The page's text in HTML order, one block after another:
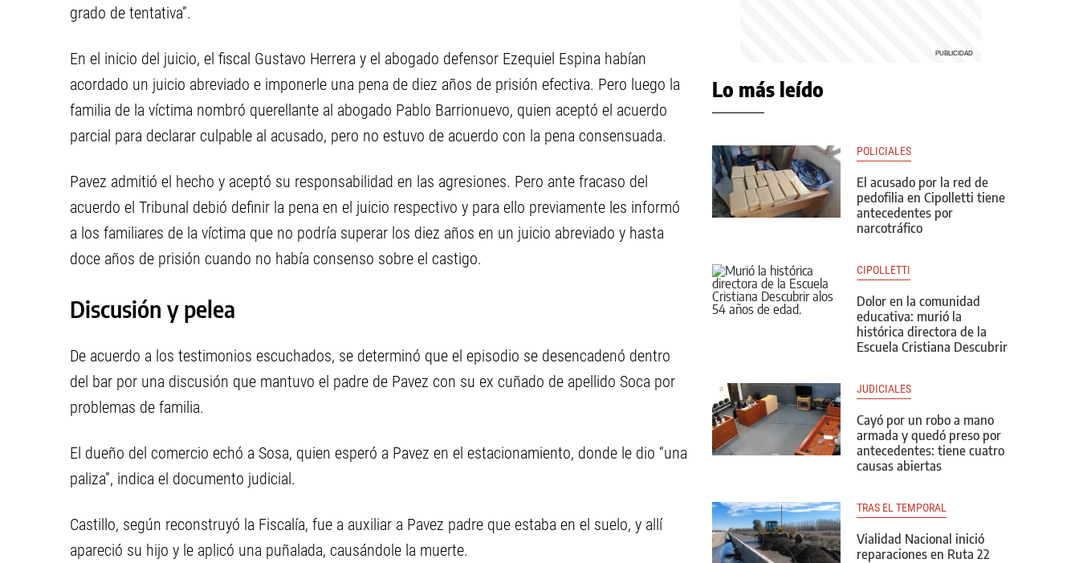
grado de tentativa”.
En el inicio del juicio, el fiscal Gustavo Herrera y el abogado defensor Ezequiel Espina habían
acordado un juicio abreviado e imponerle una pena de diez años de prisión efectiva. Pero luego la
familia de la víctima nombró querellante al abogado Pablo Barrionuevo, quien aceptó el acuerdo
parcial para declarar culpable al acusado, pero no estuvo de acuerdo con la pena consensuada.
Pavez admitió el hecho y aceptó su responsabilidad en las agresiones. Pero ante fracaso del
acuerdo el Tribunal debió definir la pena en el juicio respectivo y para ello previamente les informó
a los familiares de la víctima que no podría superar los diez años en un juicio abreviado y hasta
doce años de prisión cuando no había consenso sobre el castigo.
Discusión y pelea
De acuerdo a los testimonios escuchados, se determinó que el episodio se desencadenó dentro
del bar por una discusión que mantuvo el padre de Pavez con su ex cuñado de apellido Soca por
problemas de familia.
El dueño del comercio echó a Sosa, quien esperó a Pavez en el estacionamiento, donde le dio “una
paliza”, indica el documento judicial.
Castillo, según reconstruyó la Fiscalía, fue a auxiliar a Pavez padre que estaba en el suelo, y allí
apareció su hijo y le aplicó una puñalada, causándole la muerte.
Lo más leído
POLICIALES
El acusado por la red de
pedofilia en Cipolletti tiene
antecedentes por
narcotráfico
CIPOLLETTI
Dolor en la comunidad
educativa: murió la
histórica directora de la
Escuela Cristiana Descubrir
JUDICIALES
Cayó por un robo a mano
armada y quedó preso por
antecedentes: tiene cuatro
causas abiertas
TRAS EL TEMPORAL
Vialidad Nacional inició
reparaciones en Ruta 22